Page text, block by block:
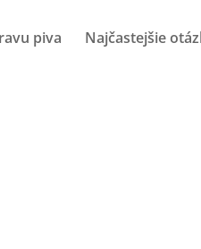
piva Najčastejšie